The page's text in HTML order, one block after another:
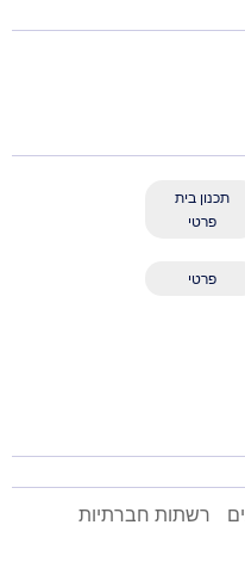
תכנון בית
פרטי
פרטי
רשתות חברתיות